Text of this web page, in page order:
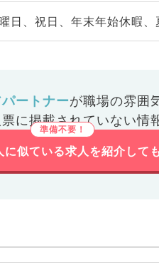
日、祝日、年末年始休暇
ートナーが職場の雰囲
に掲載されていない情
に似ている求人を紹介して